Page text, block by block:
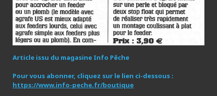
Article issu du magasine Info Pêche
Pour vous abonner, cliquez sur le lien ci-dessous :
https://www.info-peche.fr/boutique